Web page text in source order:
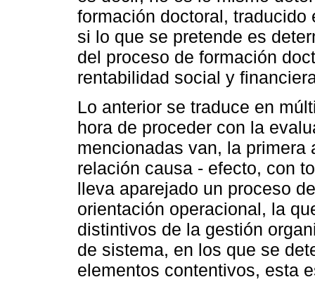
formación doctoral,
si lo que se pretende es
del proceso de formación
rentabilidad social y
Lo anterior se traduce en
hora de proceder con la
mencionadas van, la
relación causa - efecto, con
lleva aparejado un proceso
orientación operacional, la
distintivos de la gestión
de sistema, en los que se
elementos contentivos, esta